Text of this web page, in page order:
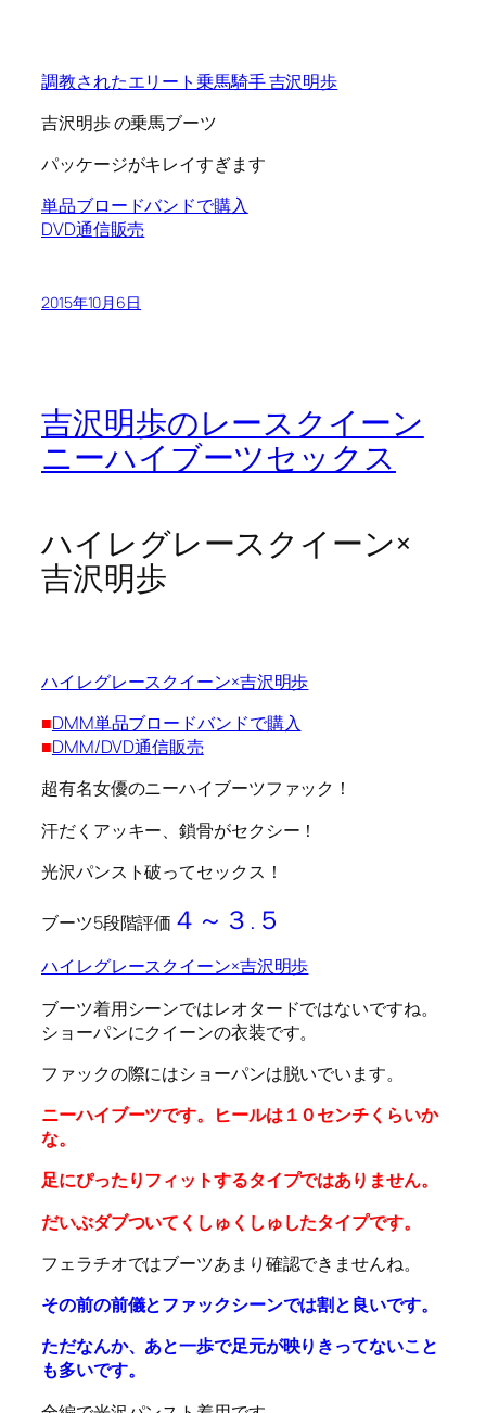
調教されたエリート乗馬騎手 吉沢明歩
吉沢明歩 の乗馬ブーツ
パッケージがキレイすぎます
単品ブロードバンドで購入
DVD通信販売
2015年10月6日
吉沢明歩のレースクイーン
ニーハイブーツセックス
ハイレグレースクイーン×
吉沢明歩
ハイレグレースクイーン×吉沢明歩
■DMM単品ブロードバンドで購入
■DMM/DVD通信販売
超有名女優のニーハイブーツファック！
汗だくアッキー、鎖骨がセクシー！
光沢パンスト破ってセックス！
ブーツ5段階評価 ４～３.５
ハイレグレースクイーン×吉沢明歩
ブーツ着用シーンではレオタードではないですね。
ショーパンにクイーンの衣装です。
ファックの際にはショーパンは脱いでいます。
ニーハイブーツです。ヒールは１０センチくらいか
な。
足にぴったりフィットするタイプではありません。
だいぶダブついてくしゅくしゅしたタイプです。
フェラチオではブーツあまり確認できませんね。
その前の前儀とファックシーンでは割と良いです。
ただなんか、あと一歩で足元が映りきってないこと
も多いです。